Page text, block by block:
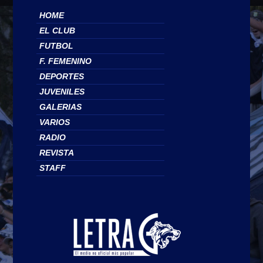
HOME
EL CLUB
FUTBOL
F. FEMENINO
DEPORTES
JUVENILES
GALERIAS
VARIOS
RADIO
REVISTA
STAFF